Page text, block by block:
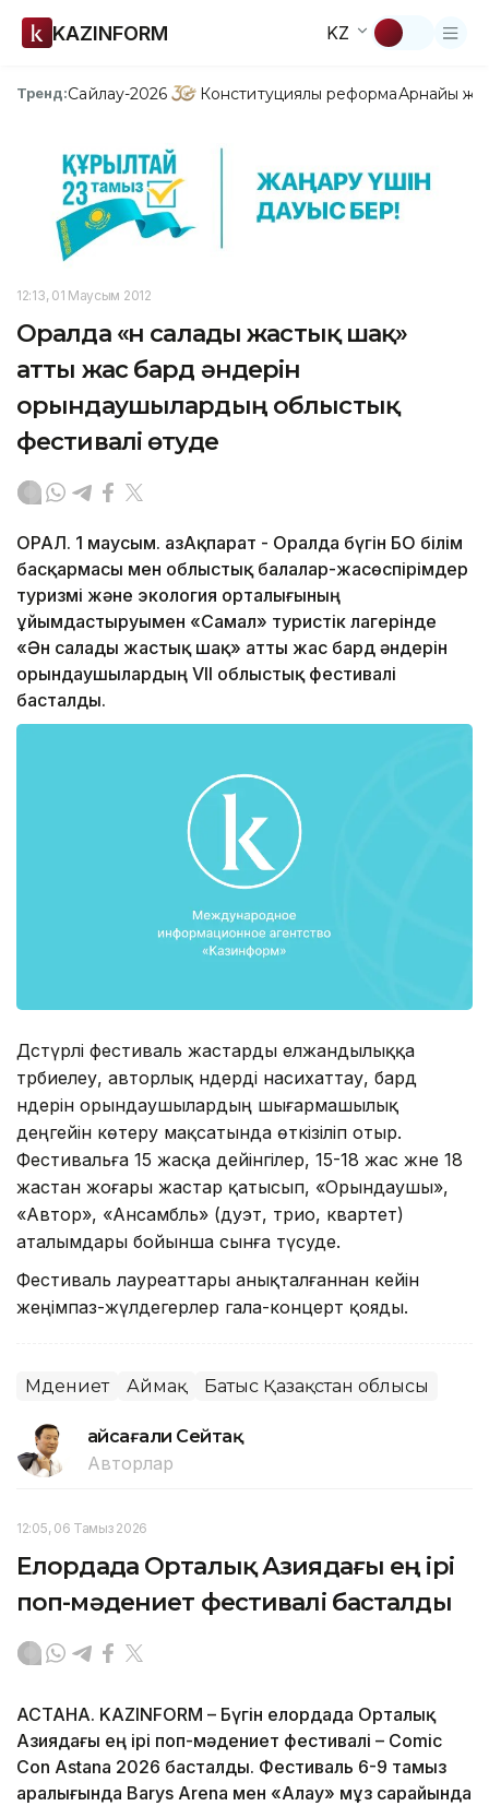
KAZINFORM KZ
Тренд:Сайлау-2026 Конституциялық реформаАрнайы
12:13, 01 Маусым 2012
Оралда «Ән салады жастық шақ»
атты жас бард әндерін
орындаушылардың облыстық
фестивалі өтуде
ОРАЛ. 1 маусым. ҚазАқпарат - Оралда бүгін БҚО білім
басқармасы мен облыстық балалар-жасөспірімдер
туризмі және экология орталығының
ұйымдастыруымен «Самал» туристік лагерінде
«Ән салады жастық шақ» атты жас бард әндерін
орындаушылардың VІІ облыстық фестивалі
басталды.
Дәстүрлі фестиваль жастарды елжандылыққа
тәрбиелеу, авторлық әндерді насихаттау, бард
әндерін орындаушылардың шығармашылық
деңгейін көтеру мақсатында өткізіліп отыр.
Фестивальға 15 жасқа дейінгілер, 15-18 жас және 18
жастан жоғары жастар қатысып, «Орындаушы»,
«Автор», «Ансамбль» (дуэт, трио, квартет)
аталымдары бойынша сынға түсуде.
Фестиваль лауреаттары анықталғаннан кейін
жеңімпаз-жүлдегерлер гала-концерт қояды.
Мәдениет Аймақ Батыс Қазақстан облысы
Ғайсағали Сейтақ
Авторлар
12:05, 06 Тамыз 2026
Елордада Орталық Азиядағы ең ірі
поп-мәдениет фестивалі басталды
АСТАНА. KAZINFORM – Бүгін елордада Орталық
Азиядағы ең ірі поп-мәдениет фестивалі – Comic
Con Astana 2026 басталды. Фестиваль 6-9 тамыз
аралығында Barys Arena мен «Алау» мұз сарайында